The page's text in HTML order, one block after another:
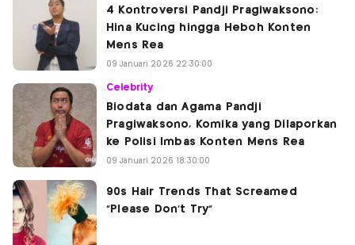
4 Kontroversi Pandji Pragiwaksono:
Hina Kucing hingga Heboh Konten
Mens Rea
09 Januari 2026 22:30:00
Celebrity
Biodata dan Agama Pandji
Pragiwaksono, Komika yang Dilaporkan
ke Polisi Imbas Konten Mens Rea
09 Januari 2026 18:30:00